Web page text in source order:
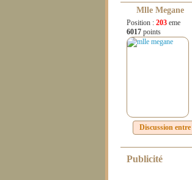
Mlle Megane
Position : 203 eme
6017 points
Discussion entre
Publicité